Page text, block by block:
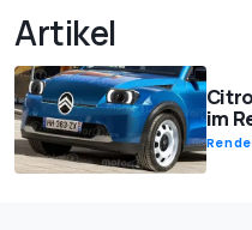
Artikel
im